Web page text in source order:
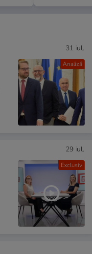
Analiză
31 iul.
Exclusiv
29 iul.